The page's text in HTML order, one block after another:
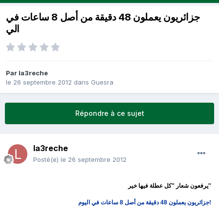
جزائريون يعملون 48 دقيقة من أصل 8 ساعات في
الي
Par la3reche
le 26 septembre 2012 dans Guesra
Répondre à ce sujet
la3reche
Posté(e) le 26 septembre 2012
يرفعون شعار ''كل عطلة فيها خير''
جزائريون يعملون 48 دقيقة من أصل 8 ساعات في اليوم!